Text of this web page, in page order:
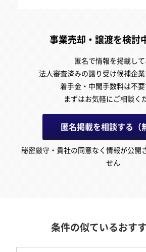
事業売却・譲渡を検討
匿名で情報を掲載して
法人審査済みの譲り受け候補企業
着手金・中間手数料は不要
まずはお気軽にご相談く
匿名掲載を相談する（
秘密厳守・貴社の同意なく情報が公開
せん
条件の似ているおす